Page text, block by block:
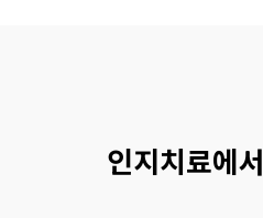
인지치료에